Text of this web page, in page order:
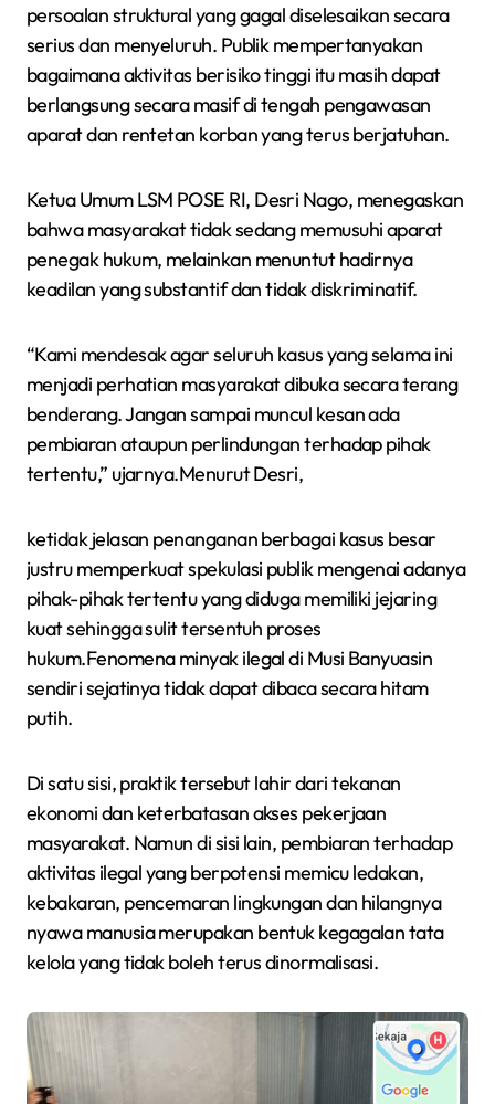
persoalan struktural yang gagal diselesaikan secara
serius dan menyeluruh. Publik mempertanyakan
bagaimana aktivitas berisiko tinggi itu masih dapat
berlangsung secara masif di tengah pengawasan
aparat dan rentetan korban yang terus berjatuhan.
Ketua Umum LSM POSE RI, Desri Nago, menegaskan
bahwa masyarakat tidak sedang memusuhi aparat
penegak hukum, melainkan menuntut hadirnya
keadilan yang substantif dan tidak diskriminatif.
“Kami mendesak agar seluruh kasus yang selama ini
menjadi perhatian masyarakat dibuka secara terang
benderang. Jangan sampai muncul kesan ada
pembiaran ataupun perlindungan terhadap pihak
tertentu,” ujarnya.Menurut Desri,
ketidak jelasan penanganan berbagai kasus besar
justru memperkuat spekulasi publik mengenai adanya
pihak-pihak tertentu yang diduga memiliki jejaring
kuat sehingga sulit tersentuh proses
hukum.Fenomena minyak ilegal di Musi Banyuasin
sendiri sejatinya tidak dapat dibaca secara hitam
putih.
Di satu sisi, praktik tersebut lahir dari tekanan
ekonomi dan keterbatasan akses pekerjaan
masyarakat. Namun di sisi lain, pembiaran terhadap
aktivitas ilegal yang berpotensi memicu ledakan,
kebakaran, pencemaran lingkungan dan hilangnya
nyawa manusia merupakan bentuk kegagalan tata
kelola yang tidak boleh terus dinormalisasi.